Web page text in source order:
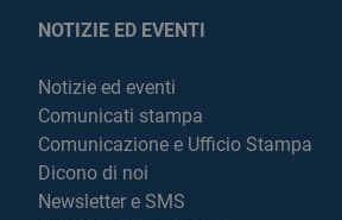
NOTIZIE ED EVENTI
Notizie ed eventi
Comunicati stampa
Comunicazione e Ufficio Stampa
Dicono di noi
Newsletter e SMS